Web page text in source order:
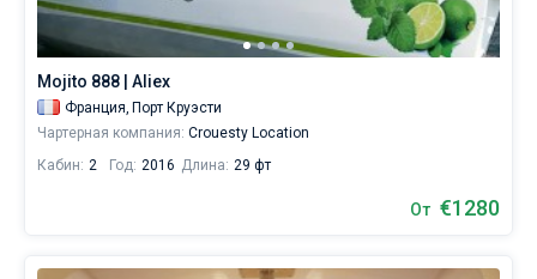
Mojito 888 | Aliex
Франция, Порт Круэсти
Чартерная компания: Crouesty Location
Кабин: 2 Год: 2016 Длина: 29 фт
От €1280